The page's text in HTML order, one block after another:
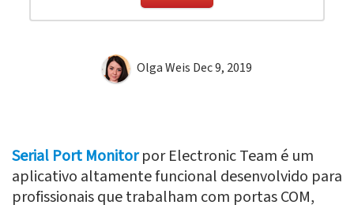
Olga Weis Dec 9, 2019
Serial Port Monitorpor Electronic Team é um
aplicativo altamente funcional desenvolvido para
profissionais que trabalham com portas COM,